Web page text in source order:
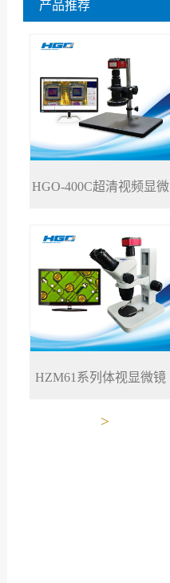
产品推荐
HGO-400C超清视频显微
HZM61系列体视显微镜
>